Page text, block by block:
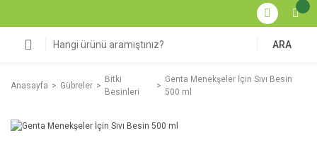
ARA
Anasayfa Gübreler
Bitki
Besinleri
Genta Menekşeler İçin Sıvı Besin
500 ml